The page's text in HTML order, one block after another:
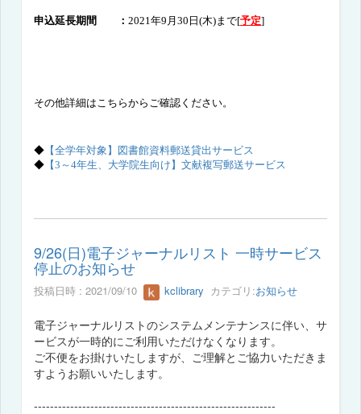
申込延長期間 ： 2021年9 月30日(木)まで[予定]
その他詳細はこちらからご確認ください。
◆ 【全学年対象】図書館資料郵送貸出サービス
◆ 【3～4年生、大学院生向け】 文献複写郵送サービス
9/26(日)電子ジャーナルリスト 一時サービス
停止のお知らせ
投稿日時 : 2021/09/10 kclibrary カテゴリ:お知らせ
電子ジャーナルリストのシステムメンテナンスに伴い、サ
ービスが一時的にご利用いただけなくなります。
ご不便をお掛けいたしますが、ご理解とご協力いただきま
すようお願いいたします。
------------------------------------------------------------